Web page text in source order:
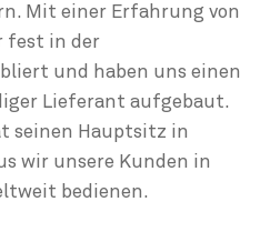
Mit einer Erfahrung von
fest in der
und haben uns einen
Lieferant aufgebaut.
seinen Hauptsitz in
wir unsere Kunden in
bedienen.